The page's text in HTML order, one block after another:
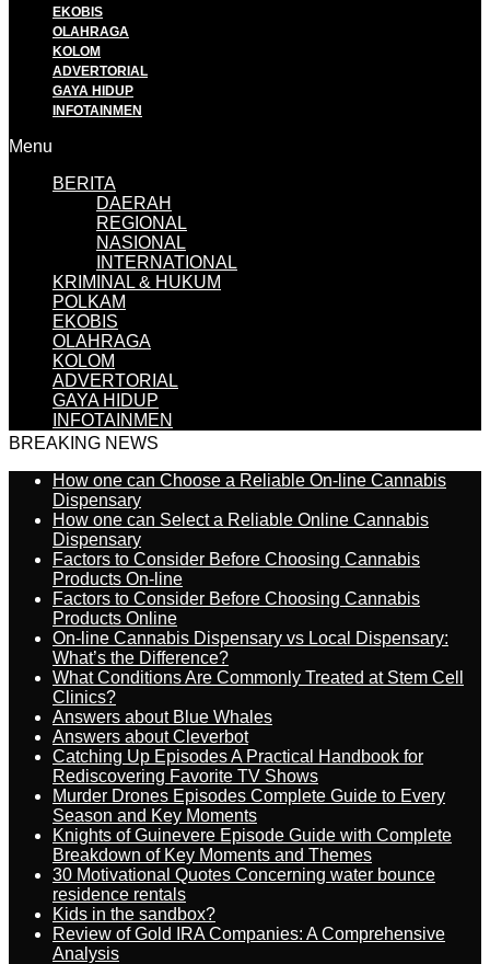
EKOBIS
OLAHRAGA
KOLOM
ADVERTORIAL
GAYA HIDUP
INFOTAINMEN
Menu
BERITA
DAERAH
REGIONAL
NASIONAL
INTERNATIONAL
KRIMINAL & HUKUM
POLKAM
EKOBIS
OLAHRAGA
KOLOM
ADVERTORIAL
GAYA HIDUP
INFOTAINMEN
BREAKING NEWS
How one can Choose a Reliable On-line Cannabis
Dispensary
How one can Select a Reliable Online Cannabis
Dispensary
Factors to Consider Before Choosing Cannabis
Products On-line
Factors to Consider Before Choosing Cannabis
Products Online
On-line Cannabis Dispensary vs Local Dispensary:
What’s the Difference?
What Conditions Are Commonly Treated at Stem Cell
Clinics?
Answers about Blue Whales
Answers about Cleverbot
Catching Up Episodes A Practical Handbook for
Rediscovering Favorite TV Shows
Murder Drones Episodes Complete Guide to Every
Season and Key Moments
Knights of Guinevere Episode Guide with Complete
Breakdown of Key Moments and Themes
30 Motivational Quotes Concerning water bounce
residence rentals
Kids in the sandbox?
Review of Gold IRA Companies: A Comprehensive
Analysis